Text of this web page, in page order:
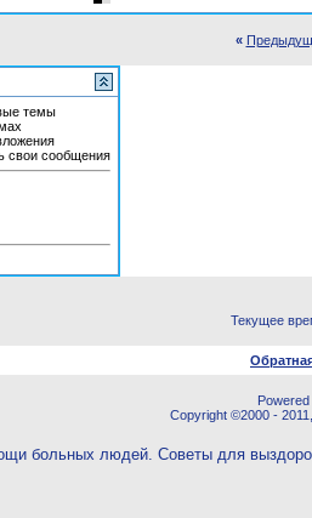
«
темы
свои сообщения
Текущее
Copyright ©2000 -
больных людей. Советы для